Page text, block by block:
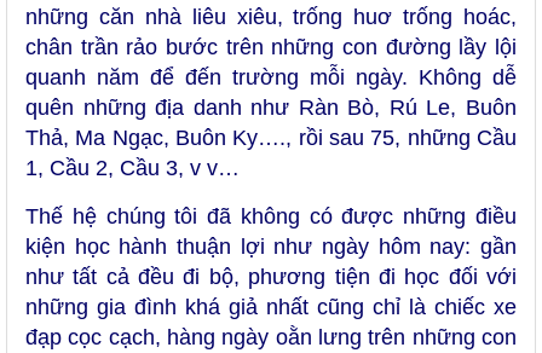
những căn nhà liêu xiêu, trống huơ trống hoác,
chân trần rảo bước trên những con đường lầy lội
quanh năm để đến trường mỗi ngày. Không dễ
quên những địa danh như Ràn Bò, Rú Le, Buôn
Thả, Ma Ngạc, Buôn Ky…., rồi sau 75, những Cầu
1, Cầu 2, Cầu 3, v v…
Thế hệ chúng tôi đã không có được những điều
kiện học hành thuận lợi như ngày hôm nay: gần
như tất cả đều đi bộ, phương tiện đi học đối với
những gia đình khá giả nhất cũng chỉ là chiếc xe
đạp cọc cạch, hàng ngày oằn lưng trên những con